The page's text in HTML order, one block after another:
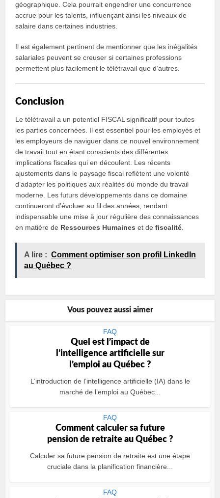
géographique. Cela pourrait engendrer une concurrence
accrue pour les talents, influençant ainsi les niveaux de
salaire dans certaines industries.
Il est également pertinent de mentionner que les inégalités
salariales peuvent se creuser si certaines professions
permettent plus facilement le télétravail que d’autres.
Conclusion
Le télétravail a un potentiel FISCAL significatif pour toutes
les parties concernées. Il est essentiel pour les employés et
les employeurs de naviguer dans ce nouvel environnement
de travail tout en étant conscients des différentes
implications fiscales qui en découlent. Les récents
ajustements dans le paysage fiscal reflètent une volonté
d’adapter les politiques aux réalités du monde du travail
moderne. Les futurs développements dans ce domaine
continueront d’évoluer au fil des années, rendant
indispensable une mise à jour régulière des connaissances
en matière de Ressources Humaines et defiscalité
A lire : Comment optimiser son profil LinkedIn
au Québec ?
Vous pouvez aussi aimer
FAQ
Quel est l’impact de
l’intelligence artificielle sur
l’emploi au Québec ?
L’introduction de l’intelligence artificielle (IA) dans le
marché de l’emploi au Québec...
FAQ
Comment calculer sa future
pension de retraite au Québec ?
Calculer sa future pension de retraite est une étape
cruciale dans la planification financière...
FAQ